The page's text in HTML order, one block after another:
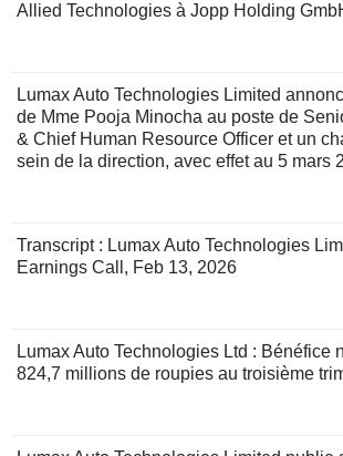
Allied Technologies à Jopp Holding
Lumax Auto Technologies Limited
de Mme Pooja Minocha au poste de
& Chief Human Resource Officer et un
sein de la direction, avec effet au 5 mars
Transcript : Lumax Auto Technologies
Earnings Call, Feb 13, 2026
Lumax Auto Technologies Ltd : Bénéfice
824,7 millions de roupies au troisième